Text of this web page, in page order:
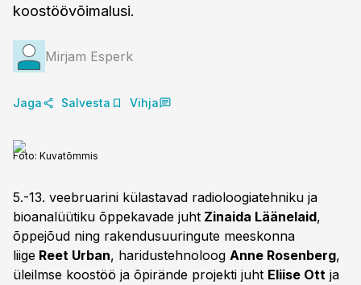
koostöövõimalusi.
Mirjam Esperk
Jaga Salvesta Vihja
Foto: Kuvatõmmis
5.-13. veebruarini külastavad radioloogiatehniku ja
bioanalüütiku õppekavade juht Zinaida Läänelaid,
õppejõud ning rakendusuuringute meeskonna
liige Reet Urban, haridustehnoloog Anne Rosenberg,
üleilmse koostöö ja õpirände projekti juht Eliise Ott ja